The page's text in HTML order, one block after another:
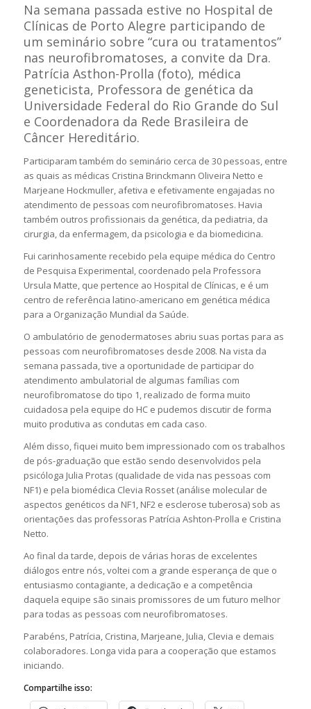
Na semana passada estive no Hospital de
Clínicas de Porto Alegre participando de
um seminário sobre “cura ou tratamentos”
nas neurofibromatoses, a convite da Dra.
Patrícia Asthon-Prolla (foto), médica
geneticista, Professora de genética da
Universidade Federal do Rio Grande do Sul
e Coordenadora da Rede Brasileira de
Câncer Hereditário.
Participaram também do seminário cerca de 30 pessoas, entre
as quais as médicas Cristina Brinckmann Oliveira Netto e
Marjeane Hockmuller, afetiva e efetivamente engajadas no
atendimento de pessoas com neurofibromatoses. Havia
também outros profissionais da genética, da pediatria, da
cirurgia, da enfermagem, da psicologia e da biomedicina.
Fui carinhosamente recebido pela equipe médica do Centro
de Pesquisa Experimental, coordenado pela Professora
Ursula Matte, que pertence ao Hospital de Clínicas, e é um
centro de referência latino-americano em genética médica
para a Organização Mundial da Saúde.
O ambulatório de genodermatoses abriu suas portas para as
pessoas com neurofibromatoses desde 2008. Na vista da
semana passada, tive a oportunidade de participar do
atendimento ambulatorial de algumas famílias com
neurofibromatose do tipo 1, realizado de forma muito
cuidadosa pela equipe do HC e pudemos discutir de forma
muito produtiva as condutas em cada caso.
Além disso, fiquei muito bem impressionado com os trabalhos
de pós-graduação que estão sendo desenvolvidos pela
psicóloga Julia Protas (qualidade de vida nas pessoas com
NF1) e pela biomédica Clevia Rosset (análise molecular de
aspectos genéticos da NF1, NF2 e esclerose tuberosa) sob as
orientações das professoras Patrícia Ashton-Prolla e Cristina
Netto.
Ao final da tarde, depois de várias horas de excelentes
diálogos entre nós, voltei com a grande esperança de que o
entusiasmo contagiante, a dedicação e a competência
daquela equipe são sinais promissores de um futuro melhor
para todas as pessoas com neurofibromatoses.
Parabéns, Patrícia, Cristina, Marjeane, Julia, Clevia e demais
colaboradores. Longa vida para a cooperação que estamos
iniciando.
Compartilhe isso: